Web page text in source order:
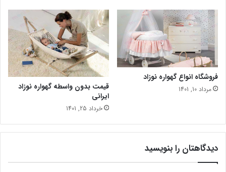
فروشگاه انواع گهواره نوزاد
مرداد 10, 1401
قیمت بدون واسطه گهواره نوزاد
ایرانی
خرداد 25, 1401
دیدگاهتان را بنویسید